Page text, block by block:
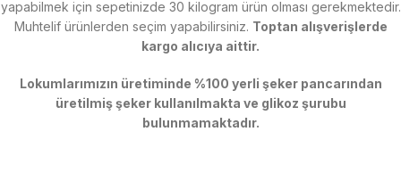
yapabilmek için sepetinizde 30 kilogram ürün olması gerekmektedir.
Muhtelif ürünlerden seçim yapabilirsiniz. Toptan alışverişlerde
kargo alıcıya aittir.
Lokumlarımızın üretiminde %100 yerli şeker pancarından
üretilmiş şeker kullanılmakta ve glikoz şurubu
bulunmamaktadır.